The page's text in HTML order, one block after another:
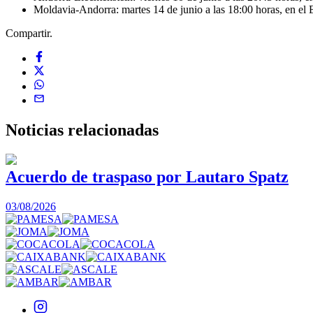
Moldavia-Andorra: martes 14 de junio a las 18:00 horas, en el
Compartir.
Noticias relacionadas
Acuerdo de traspaso por Lautaro Spatz
03/08/2026